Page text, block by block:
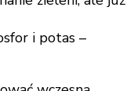
i potas –